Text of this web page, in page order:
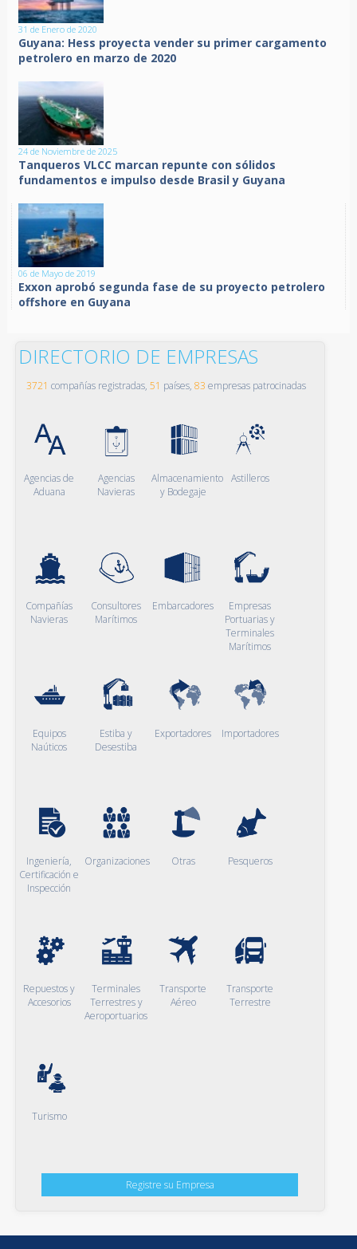
31 de Enero de 2020
Guyana: Hess proyecta vender su primer cargamento
petrolero en marzo de 2020
24 de Noviembre de 2025
Tanqueros VLCC marcan repunte con sólidos
fundamentos e impulso desde Brasil y Guyana
06 de Mayo de 2019
Exxon aprobó segunda fase de su proyecto petrolero
offshore en Guyana
DIRECTORIO DE EMPRESAS
3721 compañías registradas, 51 países, 83 empresas patrocinadas
Agencias de
Aduana
Agencias
Navieras
Almacenamiento
y Bodegaje
Astilleros
Compañías
Navieras
Consultores
Marítimos
Embarcadores
Empresas
Portuarias y
Terminales
Marítimos
Equipos
Naúticos
Estiba y
Desestiba
Exportadores Importadores
Ingeniería,
Certificación e
Inspección
Organizaciones Otras Pesqueros
Repuestos y
Accesorios
Terminales
Terrestres y
Aeroportuarios
Transporte
Aéreo
Transporte
Terrestre
Turismo
Registre su Empresa